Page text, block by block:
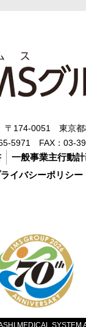
〒174-0051 東京
5971 FAX： 03-
一般事業主行動
イバシーポリシー
MEDICAL SYSTEM